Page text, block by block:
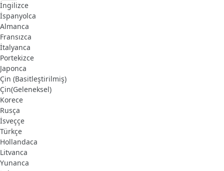
İngilizce
İspanyolca
Almanca
Fransızca
İtalyanca
Portekizce
Japonca
Çin (Basitleştirilmiş)
Çin(Geleneksel)
Korece
Rusça
İsveççe
Türkçe
Hollandaca
Litvanca
Yunanca